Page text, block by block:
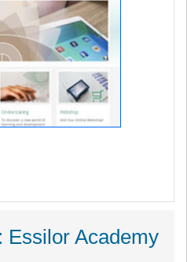
Essilor Academy